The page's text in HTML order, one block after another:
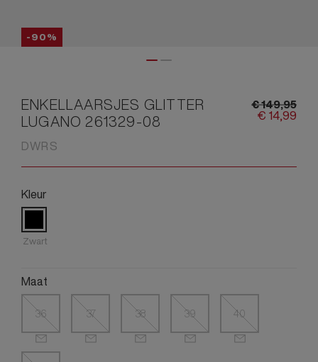
-90%
ENKELLAARSJES GLITTER
LUGANO 261329-08
DWRS
€149,95
€ 14,99
Kleur
Zwart
Maat
36 37 38 39 40